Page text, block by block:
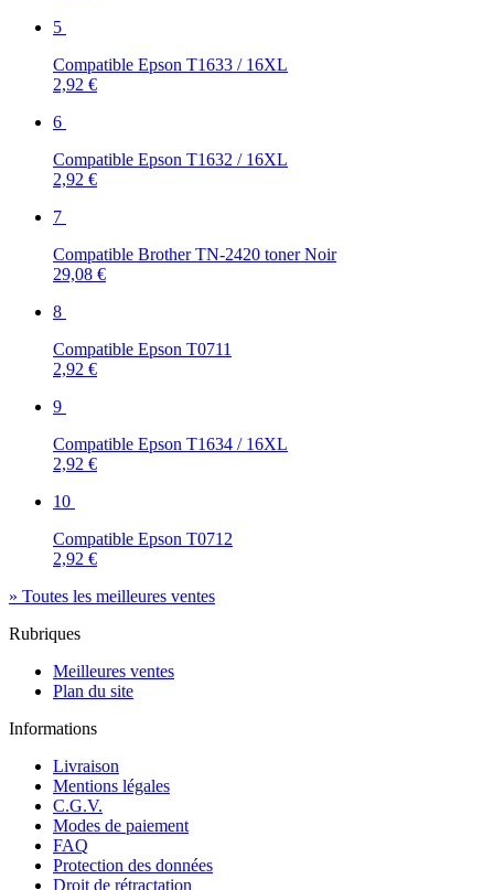
5
Compatible Epson T1633 / 16XL
2,92 €
6
Compatible Epson T1632 / 16XL
2,92 €
7
Compatible Brother TN-2420 toner Noir
29,08 €
8
Compatible Epson T0711
2,92 €
9
Compatible Epson T1634 / 16XL
2,92 €
10
Compatible Epson T0712
2,92 €
» Toutes les meilleures ventes
Rubriques
Meilleures ventes
Plan du site
Informations
Livraison
Mentions légales
C.G.V.
Modes de paiement
FAQ
Protection des données
Droit de rétractation